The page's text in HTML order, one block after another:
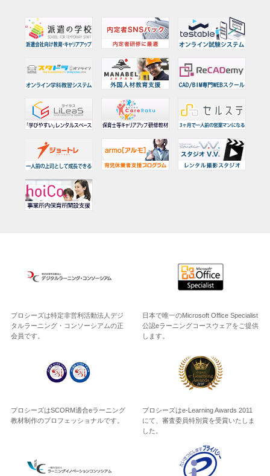
プロシーズは特定非営利活動法人デジ
タルラーニング・コンソーシアムの正
会員です。
日本で唯一のMicrosoft Office Specialist
公認eラーニングコースウェアをご提供
します。
プロシーズはSCORM適合eラーニング
教材制作のプロフェッショナルです。
プロシーズはe-Learning Awards 2011
にて、審査委員特別賞を受賞いたしま
した。